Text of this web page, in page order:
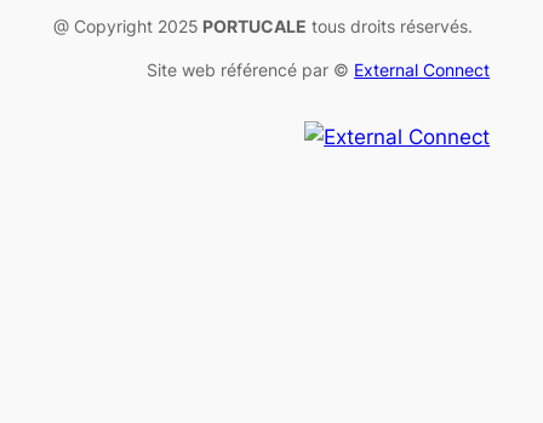
@ Copyright 2025 PORTUCALE tous droits réservés.
Site web référencé par © External Connect